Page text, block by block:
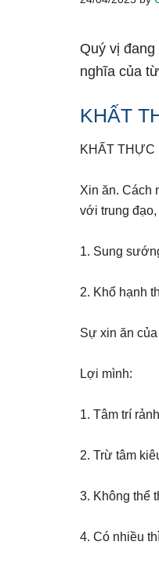
Quý vị
nghĩa của
KHẤT
KHẤT THỰC
Xin ăn. Cách
với trung
1. Sung
2. Khổ hạnh
Sự xin ăn
Lợi mình:
1. Tâm trí
2. Trừ tâm
3. Không thể
4. Có nhiều